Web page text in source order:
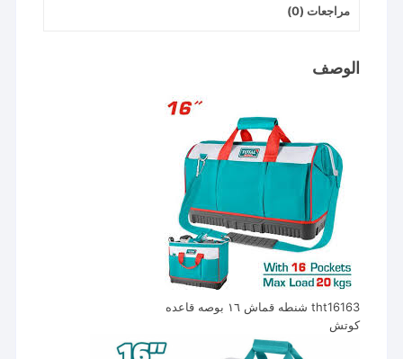
مراجعات (0)
الوصف
tht16163 شنطه قماش ١٦ بوصه قاعده
كوتش